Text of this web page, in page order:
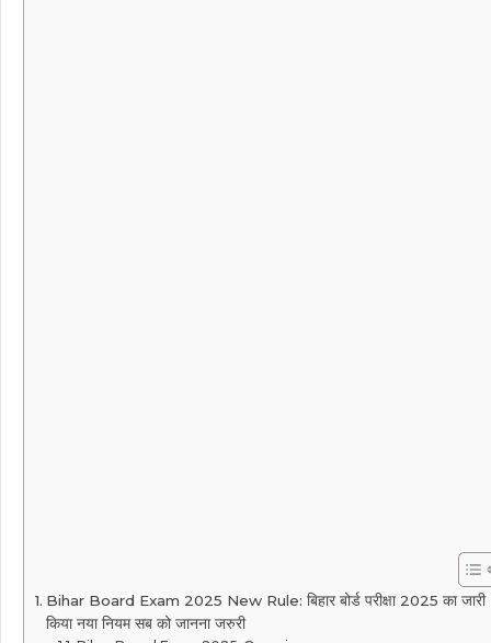
Bihar Board Exam 2025 New Rule: बिहार बोर्ड परीक्षा 2025 का जारी
किया नया नियम सब को जानना जरुरी